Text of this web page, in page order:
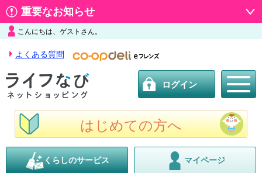
重要なお知らせ
こんにちは、ゲストさん。
よくある質問
ログイン
はじめての方へ
くらしのサービス マイページ